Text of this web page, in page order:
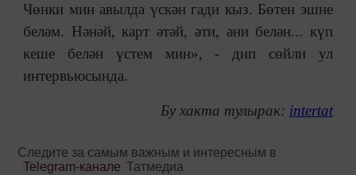
Чөнки мин авылда үскән гади кыз. Бөтен эшне
беләм. Нәнәй, карт әтәй, әти, әни белән... күп
кеше белән үстем мин», - дип сөйли ул
интервьюсында.
Бу хакта тулырак: intertat
Следите за самым важным и интересным в
Telegram-канале Татмедиа